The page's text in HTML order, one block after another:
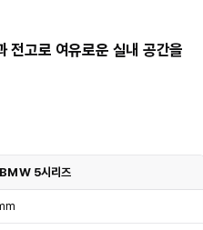
전고로 여유로운 실내 공간을
5시리즈